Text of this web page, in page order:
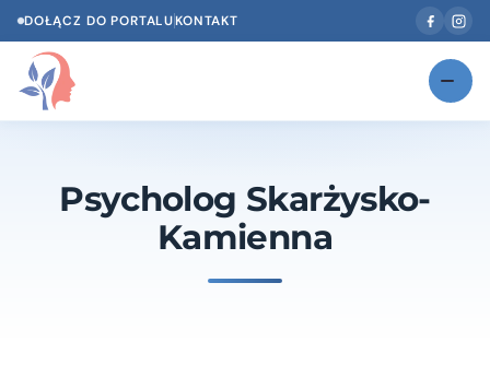
DOŁĄCZ DO PORTALUKONTAKT
GabinetyNOWOŚĆ
Psycholog Skarżysko-
Kamienna